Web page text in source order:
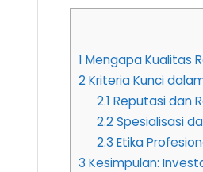
1 Mengapa Kualitas
2Kriteria Kunci
2.1 Reputasi dan
2.2Spesialisasi
2.3 Etika
3 Kesimpulan: